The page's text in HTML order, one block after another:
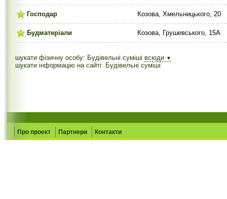
Господар Козова, Хмельницького, 20
Будматеріали Козова, Грушевського, 15А
шукати фізичну особу: Будівельні суміші всюди ▼
шукати інформацію на сайті: Будівельні суміші
Про проект Партнери Контакти